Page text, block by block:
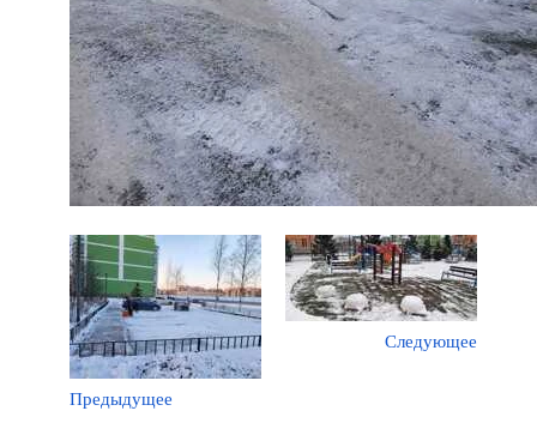
Предыдущее
Следующее